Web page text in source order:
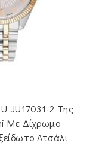
JU17031-2 Της
Με Δίχρωμο
Ατσάλι